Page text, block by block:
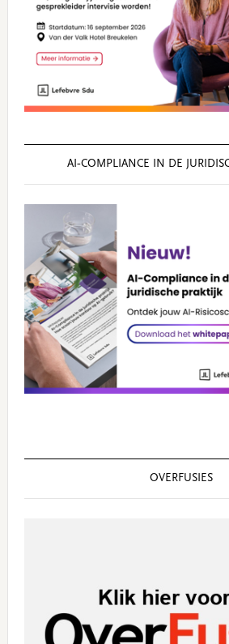
AI‑COMPLIANCE IN DE
OVERFUSIES